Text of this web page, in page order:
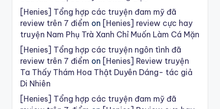
[Henies] Tổng hợp các truyện đam mỹ đã
review trên 7 điểm on [Henies] review cực hay
truyện Nam Phụ Trà Xanh Chỉ Muốn Làm Cá Mặn
[Henies] Tổng hợp các truyện ngôn tình đã
review trên 7 điểm on [Henies] Review truyện
Ta Thấy Thám Hoa Thật Duyên Dáng- tác giả
Di Nhiên
[Henies] Tổng hợp các truyện đam mỹ đã